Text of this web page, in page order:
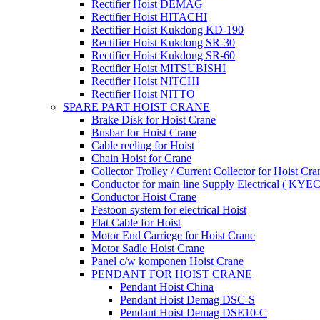
Rectifier Hoist DEMAG
Rectifier Hoist HITACHI
Rectifier Hoist Kukdong KD-190
Rectifier Hoist Kukdong SR-30
Rectifier Hoist Kukdong SR-60
Rectifier Hoist MITSUBISHI
Rectifier Hoist NITCHI
Rectifier Hoist NITTO
SPARE PART HOIST CRANE
Brake Disk for Hoist Crane
Busbar for Hoist Crane
Cable reeling for Hoist
Chain Hoist for Crane
Collector Trolley / Current Collector for Hoist
Conductor for main line Supply Electrical (
Conductor Hoist Crane
Festoon system for electrical Hoist
Flat Cable for Hoist
Motor End Carriege for Hoist Crane
Motor Sadle Hoist Crane
Panel c/w komponen Hoist Crane
PENDANT FOR HOIST CRANE
Pendant Hoist China
Pendant Hoist Demag DSC-S
Pendant Hoist Demag DSE10-C